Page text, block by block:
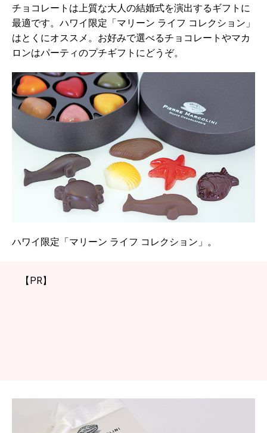
チョコレートは上質な大人の結婚式を演出するギフトに
最適です。ハワイ限定「マリーン ライフ コレクション」
はとくにオススメ。お好みで選べるチョコレートやマカ
ロンはパーティのプチギフトにどうぞ。
ハワイ限定「マリーン ライフ コレクション」。
【PR】